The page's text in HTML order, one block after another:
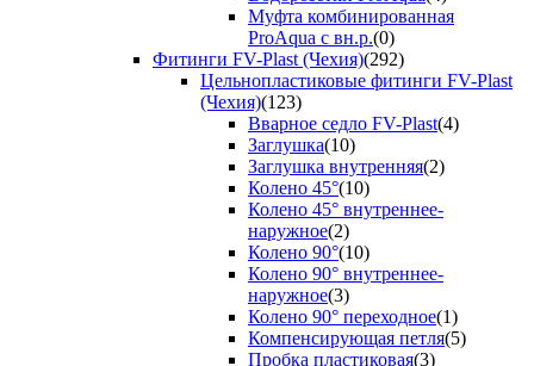
Муфта комбинированная
ProAqua с вн.р.(0)
Фитинги FV-Plast (Чехия)(292)
Цельнопластиковые фитинги FV-Plast
(Чехия)(123)
Вварное седло FV-Plast(4)
Заглушка(10)
Заглушка внутренняя(2)
Колено 45°(10)
Колено 45° внутреннее-
наружное(2)
Колено 90°(10)
Колено 90° внутреннее-
наружное(3)
Колено 90° переходное(1)
Компенсирующая петля(5)
Пробка пластиковая(3)